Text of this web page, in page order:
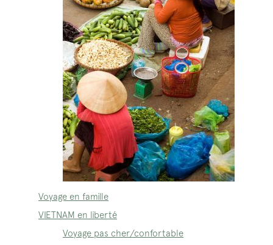
Voyage en famille
VIETNAM en liberté
Voyage pas cher/confortable